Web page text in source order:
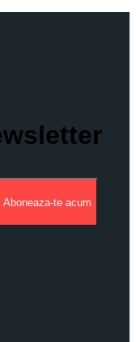
Aboneaza-te acum